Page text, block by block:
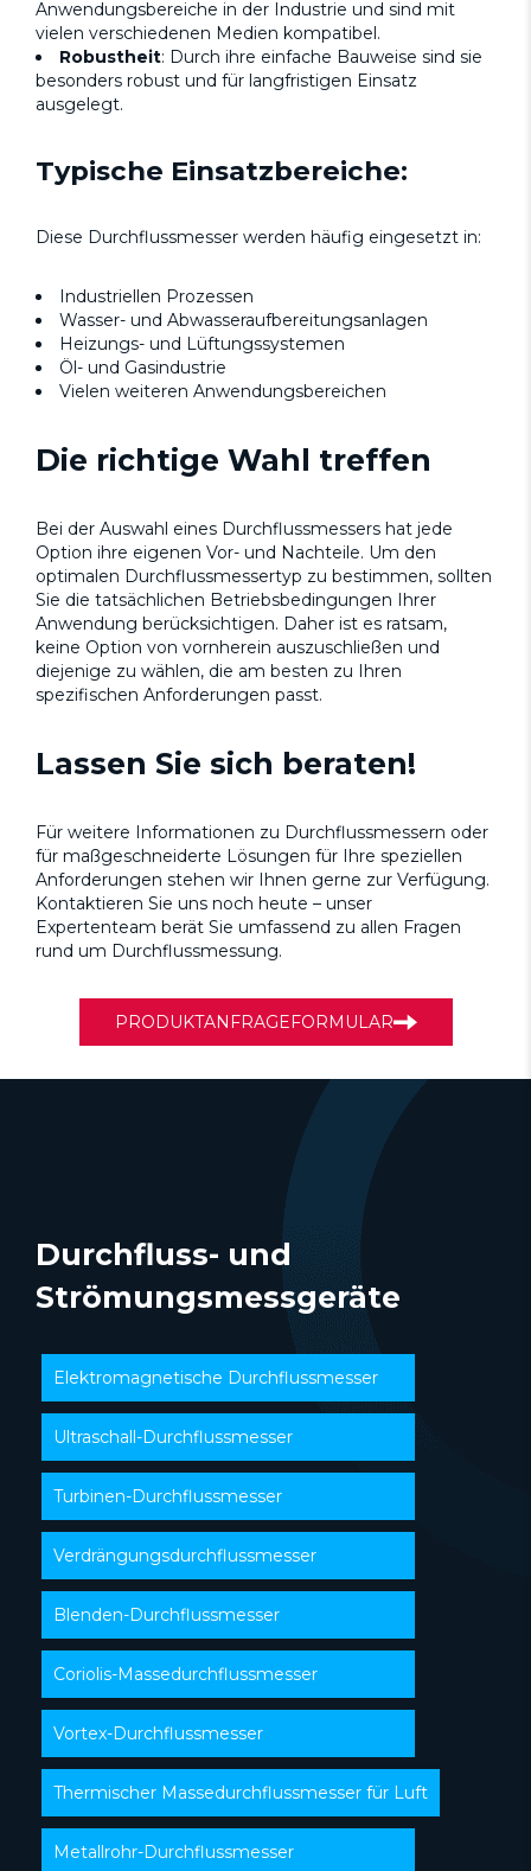
Anwendungsbereiche in der Industrie und sind mit
vielen verschiedenen Medien kompatibel.
Robustheit: Durch ihre einfache Bauweise sind sie
besonders robust und für langfristigen Einsatz
ausgelegt.
Typische Einsatzbereiche:
Diese Durchflussmesser werden häufig eingesetzt in:
Industriellen Prozessen
Wasser- und Abwasseraufbereitungsanlagen
Heizungs- und Lüftungssystemen
Öl- und Gasindustrie
Vielen weiteren Anwendungsbereichen
Die richtige Wahl treffen
Bei der Auswahl eines Durchflussmessers hat jede
Option ihre eigenen Vor- und Nachteile. Um den
optimalen Durchflussmessertyp zu bestimmen, sollten
Sie die tatsächlichen Betriebsbedingungen Ihrer
Anwendung berücksichtigen. Daher ist es ratsam,
keine Option von vornherein auszuschließen und
diejenige zu wählen, die am besten zu Ihren
spezifischen Anforderungen passt.
Lassen Sie sich beraten!
Für weitere Informationen zu Durchflussmessern oder
für maßgeschneiderte Lösungen für Ihre speziellen
Anforderungen stehen wir Ihnen gerne zur Verfügung.
Kontaktieren Sie uns noch heute – unser
Expertenteam berät Sie umfassend zu allen Fragen
rund um Durchflussmessung.
PRODUKTANFRAGEFORMULAR
Durchfluss- und
Strömungsmessgeräte
Elektromagnetische Durchflussmesser
Ultraschall-Durchflussmesser
Turbinen-Durchflussmesser
Verdrängungsdurchflussmesser
Blenden-Durchflussmesser
Coriolis-Massedurchflussmesser
Vortex-Durchflussmesser
Thermischer Massedurchflussmesser für Luft
Metallrohr-Durchflussmesser